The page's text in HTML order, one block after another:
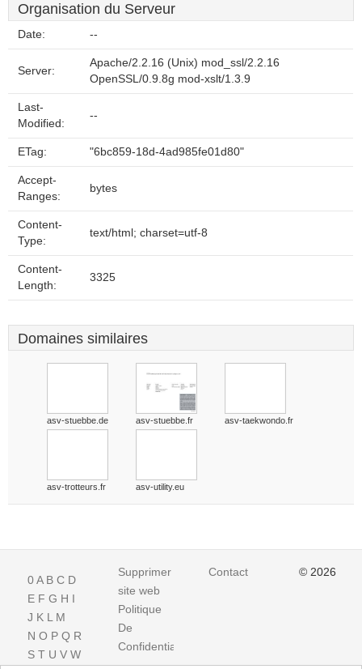
Organisation du Serveur
Date: --
Server:
Apache/2.2.16 (Unix) mod_ssl/2.2.16
OpenSSL/0.9.8g mod-xslt/1.3.9
Last-
Modified:
--
ETag: "6bc859-18d-4ad985fe01d80"
Accept-
Ranges:
bytes
Content-
Type:
text/html; charset=utf-8
Content-
Length:
3325
Domaines similaires
asv-stuebbe.de asv-stuebbe.fr asv-taekwondo.fr
asv-trotteurs.fr asv-utility.eu
0A B C D
E F G H I
J K L M
N O P Q R
S T U V W
Supprimer
site web
Politique
De
Confidentialite
Contact © 2026